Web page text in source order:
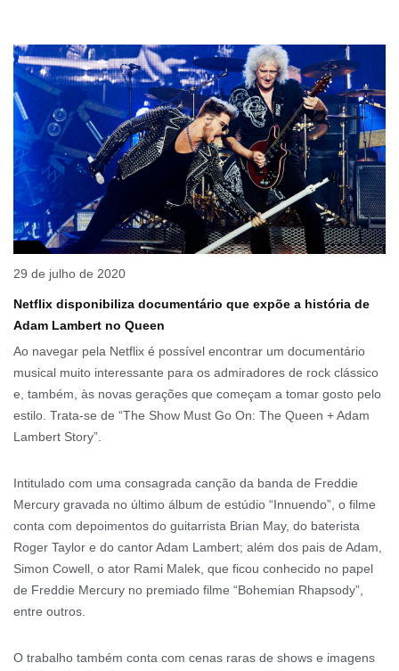
29 de julho de 2020
Netflix disponibiliza documentário que expõe a história de
Adam Lambert no Queen
Ao navegar pela Netflix é possível encontrar um documentário
musical muito interessante para os admiradores de rock clássico
e, também, às novas gerações que começam a tomar gosto pelo
estilo. Trata-se de “The Show Must Go On: The Queen + Adam
Lambert Story”.
Intitulado com uma consagrada canção da banda de Freddie
Mercury gravada no último álbum de estúdio “Innuendo”, o filme
conta com depoimentos do guitarrista Brian May, do baterista
Roger Taylor e do cantor Adam Lambert; além dos pais de Adam,
Simon Cowell, o ator Rami Malek, que ficou conhecido no papel
de Freddie Mercury no premiado filme “Bohemian Rhapsody”,
entre outros.
O trabalho também conta com cenas raras de shows e imagens